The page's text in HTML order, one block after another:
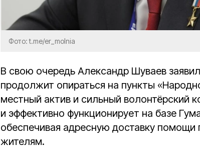
Фото: t.me/er_molnia
В свою очередь Александр Шуваев
продолжит опираться на пункты
местный актив и сильный волонтёрский
и эффективно функционирует на базе
обеспечивая адресную доставку
жителям.